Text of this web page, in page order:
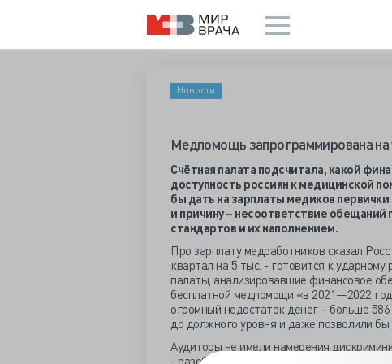
Новости
Медпомощь запрограммирована
Счётная палата подсчитала, какой
доступность россиян к медицинской
бы дать на зарплаты медиков
и причину – несоответствие
стандартов и их наполнением.
Про зарплату медработников сказал
квартал на 5 тыс. - готовится к
палаты, анализировавшие финансовое
бесплатной медпомощи «в 2021—2022
огромный недостаток денег – больше
до должного уровня и даже позволили бы
Аудиторы не имели намерения
- разобраться с доступом граждан к